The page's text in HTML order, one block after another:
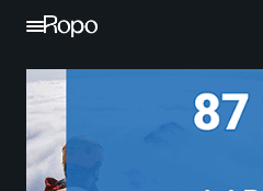
Jatka sisältöön